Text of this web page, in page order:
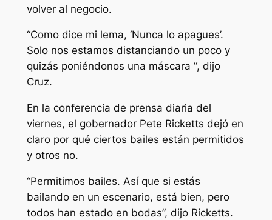
volver al negocio.
“Como dice mi lema, ‘Nunca lo apagues’.
Solo nos estamos distanciando un poco y
quizás poniéndonos una máscara “, dijo
Cruz.
En la conferencia de prensa diaria del
viernes, el gobernador Pete Ricketts dejó en
claro por qué ciertos bailes están permitidos
y otros no.
“Permitimos bailes. Así que si estás
bailando en un escenario, está bien, pero
todos han estado en bodas”, dijo Ricketts.